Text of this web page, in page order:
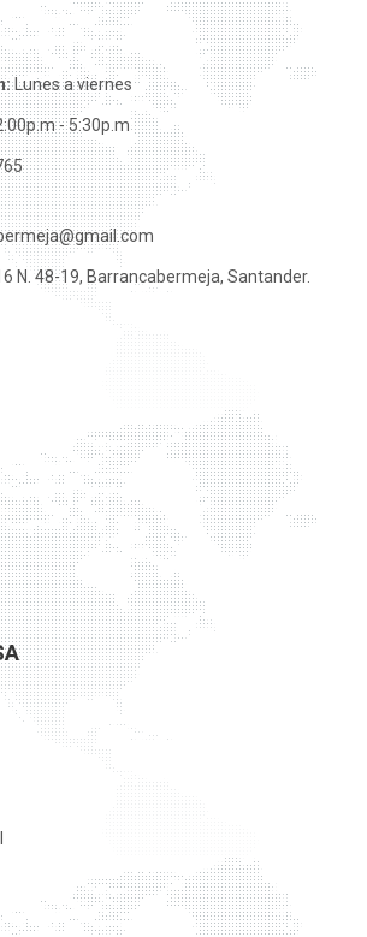
Lunes a viernes
- 5:30p.m
N. 48-19, Barrancabermeja, Santander.